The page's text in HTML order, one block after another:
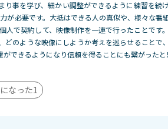
り事を学び、細かい調整ができるように練習を続
が必要です。大抵はできる人の真似や、様々な
人で契約して、映像制作を一連で行ったことで
どのような映像にしようか考えを巡らせること
できるようになり信頼を得ることにも繋がったと
なった1